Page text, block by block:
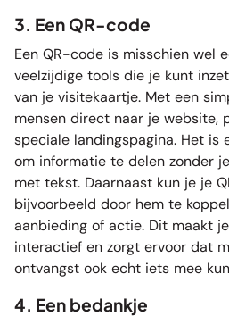
3. Een QR-code
Een QR-code is misschien wel
veelzijdige tools die je kunt
van je visitekaartje. Met een
mensen direct naar je website,
speciale landingspagina. Het is
om informatie te delen zonder
met tekst. Daarnaast kun je je
bijvoorbeeld door hem te
aanbieding of actie. Dit maakt
interactief en zorgt ervoor dat
ontvangst ook echt iets mee
4. Een bedankje